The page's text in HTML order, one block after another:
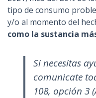
tipo de consumo
y/o al momento del
como la sustancia
Si necesitas
comunicate
108, opción 3